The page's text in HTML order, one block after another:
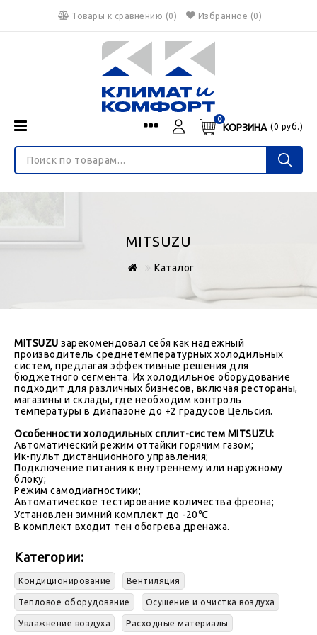
Товары к сравнению (0) Избранное (0)
Menu
Войти
$ руб.
КОРЗИНА
0
(0 руб.)
О нас
НЕ ЯВЛЯЕТСЯ ПУБЛИЧНОЙ ОФЕРТОЙ
Доставка и оплата
MITSUZU
Каталог
MITSUZU зарекомендовал себя как надежный
производитель среднетемпературных холодильных
систем, предлагая эффективные решения для
бюджетного сегмента. Их холодильное оборудование
подходит для различных бизнесов, включая рестораны,
магазины и склады, где необходим контроль
температуры в диапазоне до +2 градусов Цельсия.
Особенности холодильных сплит-систем MITSUZU:
Автоматический режим оттайки горячим газом;
Ик-пульт дистанционного управления;
Подключение питания к внутреннему или наружному
блоку;
Режим самодиагностики;
Автоматическое тестирование количества фреона;
Установлен зимний комплект до -20℃
В комплект входит тен обогрева дренажа.
Категории:
Кондиционирование Вентиляция
Тепловое оборудование Осушение и очистка воздуха
Увлажнение воздуха Расходные материалы